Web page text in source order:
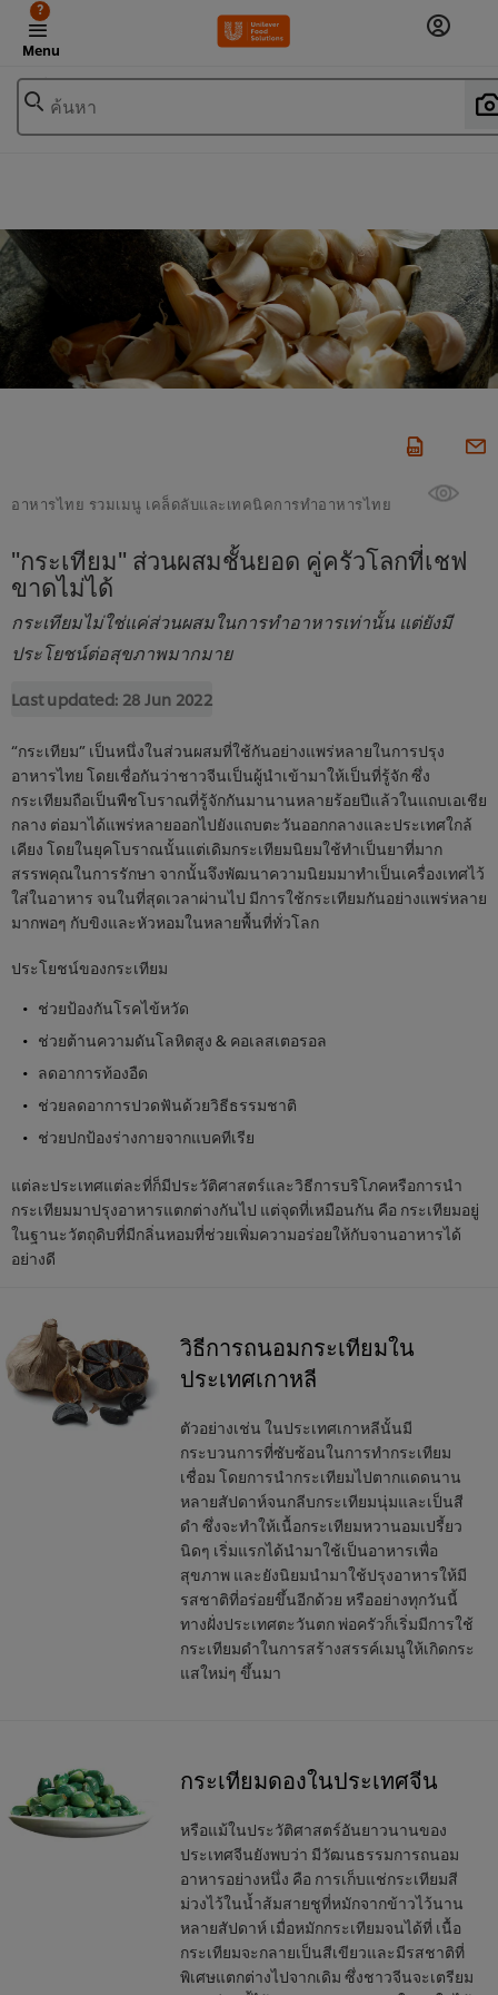
Menu
?
ค้นหา
อาหารไทย รวมเมนู เคล็ดลับและเทคนิคการทำอาหารไทย
"กระเทียม" ส่วนผสมชั้นยอด คู่ครัวโลกที่เชฟ
ขาดไม่ได้
กระเทียมไม่ใช่แค่ส่วนผสมในการทำอาหารเท่านั้น แต่ยังมี
ประโยชน์ต่อสุขภาพมากมาย
Last updated: 28 Jun 2022
“กระเทียม” เป็นหนึ่งในส่วนผสมที่ใช้กันอย่างแพร่หลายในการปรุง
อาหารไทย โดยเชื่อกันว่าชาวจีนเป็นผู้นำเข้ามาให้เป็นที่รู้จัก ซึ่ง
กระเทียมถือเป็นพืชโบราณที่รู้จักกันมานานหลายร้อยปีแล้วในแถบเอเชีย
กลาง ต่อมาได้แพร่หลายออกไปยังแถบตะวันออกกลางและประเทศใกล้
เคียง โดยในยุคโบราณนั้นแต่เดิมกระเทียมนิยมใช้ทำเป็นยาที่มาก
สรรพคุณในการรักษา จากนั้นจึงพัฒนาความนิยมมาทำเป็นเครื่องเทศไว้
ใส่ในอาหาร จนในที่สุดเวลาผ่านไป มีการใช้กระเทียมกันอย่างแพร่หลาย
มากพอๆ กับขิงและหัวหอมในหลายพื้นที่ทั่วโลก
ประโยชน์ของกระเทียม
ช่วยป้องกันโรคไข้หวัด
ช่วยต้านความดันโลหิตสูง & คอเลสเตอรอล
ลดอาการท้องอืด
ช่วยลดอาการปวดฟันด้วยวิธีธรรมชาติ
ช่วยปกป้องร่างกายจากแบคทีเรีย
แต่ละประเทศแต่ละที่ก็มีประวัติศาสตร์และวิธีการบริโภคหรือการนำ
กระเทียมมาปรุงอาหารแตกต่างกันไป แต่จุดที่เหมือนกัน คือ กระเทียมอยู่
ในฐานะวัตถุดิบที่มีกลิ่นหอมที่ช่วยเพิ่มความอร่อยให้กับจานอาหารได้
อย่างดี
วิธีการถนอมกระเทียมใน
ประเทศเกาหลี
ตัวอย่างเช่น ในประเทศเกาหลีนั้นมี
กระบวนการที่ซับซ้อนในการทำกระเทียม
เชื่อม โดยการนำกระเทียมไปตากแดดนาน
หลายสัปดาห์จนกลีบกระเทียมนุ่มและเป็นสี
ดำ ซึ่งจะทำให้เนื้อกระเทียมหวานอมเปรี้ยว
นิดๆ เริ่มแรกได้นำมาใช้เป็นอาหารเพื่อ
สุขภาพ และยังนิยมนำมาใช้ปรุงอาหารให้มี
รสชาติที่อร่อยขึ้นอีกด้วย หรืออย่างทุกวันนี้
ทางฝั่งประเทศตะวันตก พ่อครัวก็เริ่มมีการใช้
กระเทียมดำในการสร้างสรรค์เมนูให้เกิดกระ
แสใหม่ๆ ขึ้นมา
กระเทียมดองในประเทศจีน
หรือแม้ในประวัติศาสตร์อันยาวนานของ
ประเทศจีนยังพบว่า มีวัฒนธรรมการถนอม
อาหารอย่างหนึ่ง คือ การเก็บแช่กระเทียมสี
ม่วงไว้ในน้ำส้มสายชูที่หมักจากข้าวไว้นาน
หลายสัปดาห์ เมื่อหมักกระเทียมจนได้ที่ เนื้อ
กระเทียมจะกลายเป็นสีเขียวและมีรสชาติที่
พิเศษแตกต่างไปจากเดิม ซึ่งชาวจีนจะเตรียม